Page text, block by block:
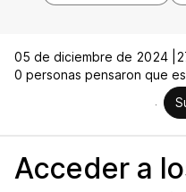
05 de diciembre de 2024 |
0 personas pensaron que
Acceder a